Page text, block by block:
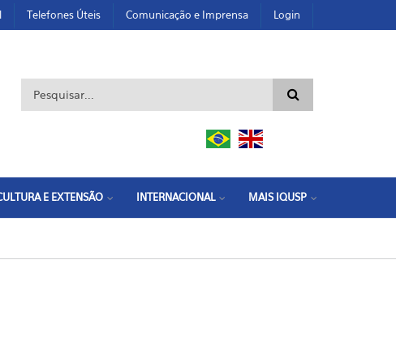
Telefones Úteis Comunicação e Imprensa Login
Formulário de busca
E EXTENSÃO INTERNACIONAL MAIS IQUSP